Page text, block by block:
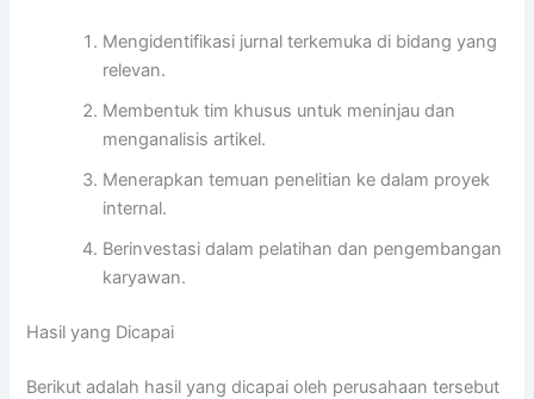
Mengidentifikasi jurnal terkemuka di bidang yang
relevan.
Membentuk tim khusus untuk meninjau dan
menganalisis artikel.
Menerapkan temuan penelitian ke dalam proyek
internal.
Berinvestasi dalam pelatihan dan pengembangan
karyawan.
Hasil yang Dicapai
Berikut adalah hasil yang dicapai oleh perusahaan tersebut